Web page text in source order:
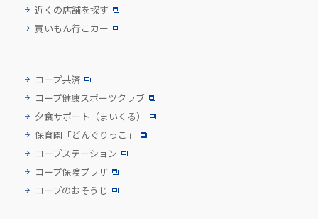
近くの店舗を探す
買いもん行こカー
コープ共済
コープ健康スポーツクラブ
夕食サポート （まいくる）
保育園「どんぐりっこ」
コープステーション
コープ保険プラザ
コープのおそうじ